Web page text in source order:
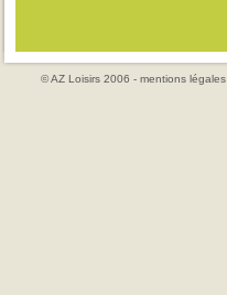
© AZ Loisirs 2006 - mentions légales